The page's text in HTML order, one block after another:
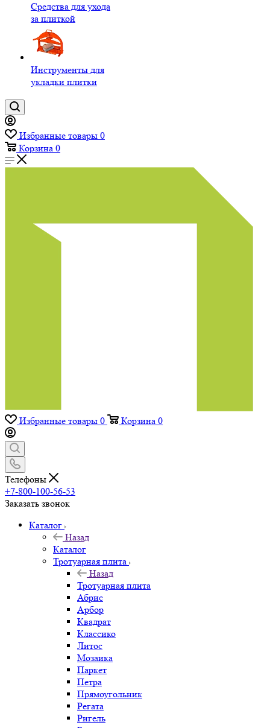
Средства для ухода
за плиткой
Инструменты для
укладки плитки
Избранные товары 0
Корзина 0
Избранные товары 0 Корзина 0
Телефоны
+7-800-100-56-53
Заказать звонок
Каталог
Назад
Каталог
Тротуарная плита
Назад
Тротуарная плита
Абрис
Арбор
Квадрат
Классико
Литос
Мозаика
Паркет
Петра
Прямоугольник
Регата
Ригель